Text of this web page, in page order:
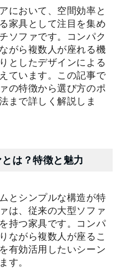
において、空間効率と
家具として注目を集め
ソファです。コンパク
がら複数人が座れる機
としたデザインによる
ています。この記事で
の特徴から選び方のポ
まで詳しく解説しま
は？特徴と魅力
とシンプルな構造が特
は、従来の大型ソファ
持つ家具です。コンパ
ながら複数人が座るこ
有効活用したいシーン
す。